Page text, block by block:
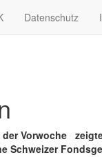
Datenschutz
Vorwoche